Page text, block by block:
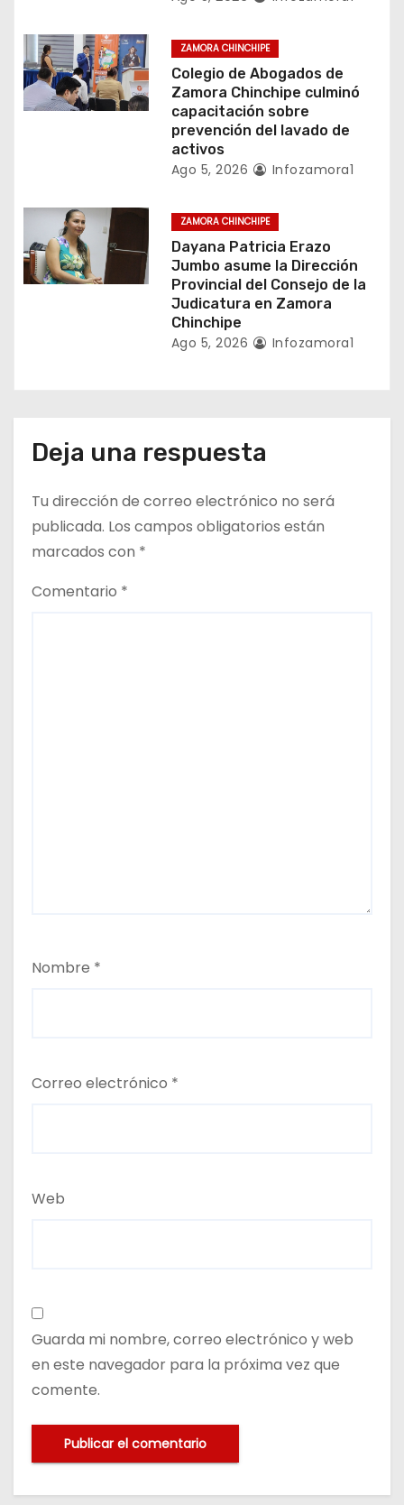
r
a
d
ZAMORA CHINCHIPE
Colegio de Abogados de
Zamora Chinchipe culminó
capacitación sobre
prevención del lavado de
activos
Ago 5, 2026 Infozamora1
ZAMORA CHINCHIPE
Dayana Patricia Erazo
Jumbo asume la Dirección
Provincial del Consejo de la
Judicatura en Zamora
Chinchipe
Ago 5, 2026 Infozamora1
Deja una respuesta
Tu dirección de correo electrónico no será
publicada. Los campos obligatorios están
marcados con *
Comentario *
Nombre *
Correo electrónico *
Web
Guarda mi nombre, correo electrónico y web
en este navegador para la próxima vez que
comente.